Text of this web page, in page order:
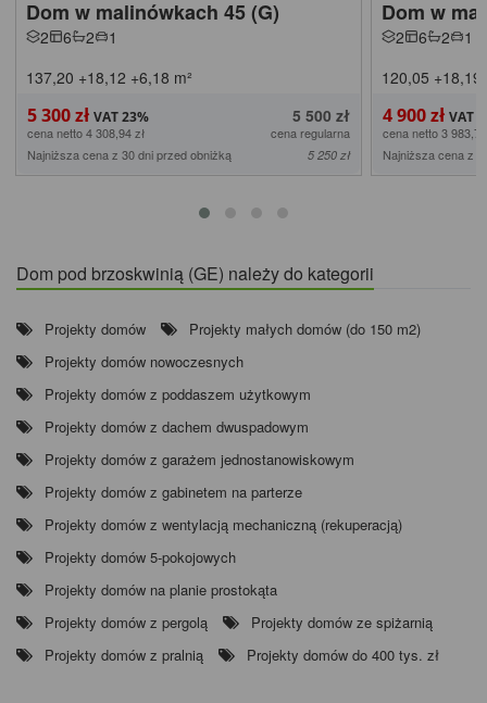
Dom w malinówkach 45 (G)
2 6 2
1
137,20 +18,12 +6,18 m²
5 300 zł 5 500 zł
cena netto 4 308,94 zł
cena regularna
Najniższa cena z 30 dni przed obniżką
5 250 zł
Dom w
2 6 2
1
120,05 +18,19
4 900 zł
cena netto 3
Najniższa cena z
Dom pod brzoskwinią (GE) należy do kategorii
Projekty domów
Projekty małych domów (do 150 m2)
Projekty domów nowoczesnych
Projekty domów z poddaszem użytkowym
Projekty domów z dachem dwuspadowym
Projekty domów z garażem jednostanowiskowym
Projekty domów z gabinetem na parterze
Projekty domów z wentylacją mechaniczną (rekuperacją)
Projekty domów 5-pokojowych
Projekty domów na planie prostokąta
Projekty domów z pergolą
Projekty domów ze spiżarnią
Projekty domów z pralnią
Projekty domów do 400 tys. zł